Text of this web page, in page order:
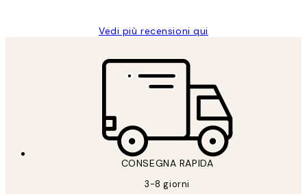
Vedi più recensioni qui
CONSEGNA RAPIDA
3-8 giorni